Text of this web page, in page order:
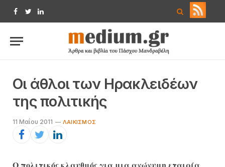
Facebook
TwitterLinkedIn
Οι άθλοι των Ηρακλειδέων
της πολιτικής
11 Μαΐου 2011 ΛΑΙΚΙΣΜΌΣ
Ο πολιτικός κλαυθμός για μια ανώνυμη εταιρία